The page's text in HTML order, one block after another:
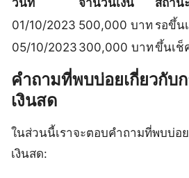
วันที่ จำนวนเงิน
สถาน
01/10/2023 500,000 บาท รอขึ้น
05/10/2023 300,000 บาทขึ้นเช็
คำถามที่พบบ่อยเกี่ยวกับ
เงินสด
ในส่วนนี้เราจะตอบคำถามที่พบบ่อ
เงินสด: